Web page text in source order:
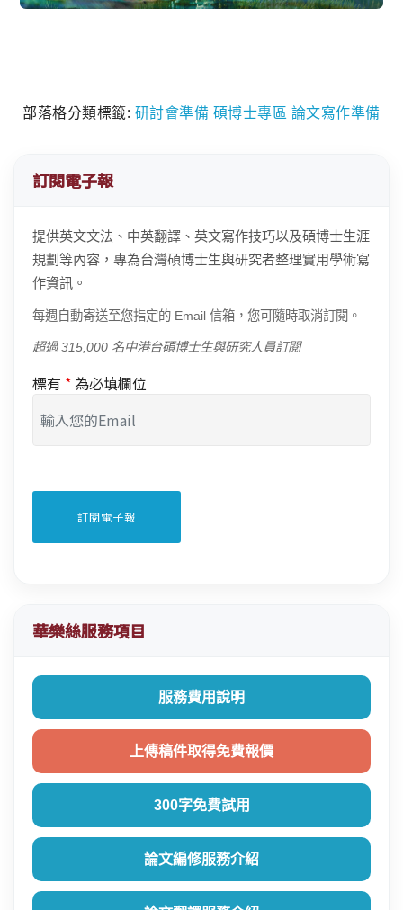
部落格分類標籤: 研討會準備 碩博士專區 論文寫作準備
訂閱電子報
提供英文文法、中英翻譯、英文寫作技巧以及碩博士生涯
規劃等內容，專為台灣碩博士生與研究者整理實用學術寫
作資訊。
每週自動寄送至您指定的 Email 信箱，您可隨時取消訂閱。
超過 315,000 名中港台碩博士生與研究人員訂閱
標有 * 為必填欄位
華樂絲服務項目
服務費用說明
上傳稿件取得免費報價
300字免費試用
論文編修服務介紹